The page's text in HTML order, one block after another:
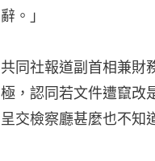
辭。」
共同社報道副首相兼財
極，認同若文件遭竄改
呈交檢察廳甚麼也不知